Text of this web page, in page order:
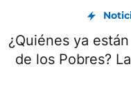
¿Quiénes ya
de los Pobres?